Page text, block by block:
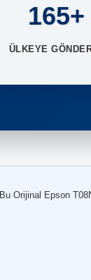
165+
ÜLKEYE
Bu Orijinal Epson